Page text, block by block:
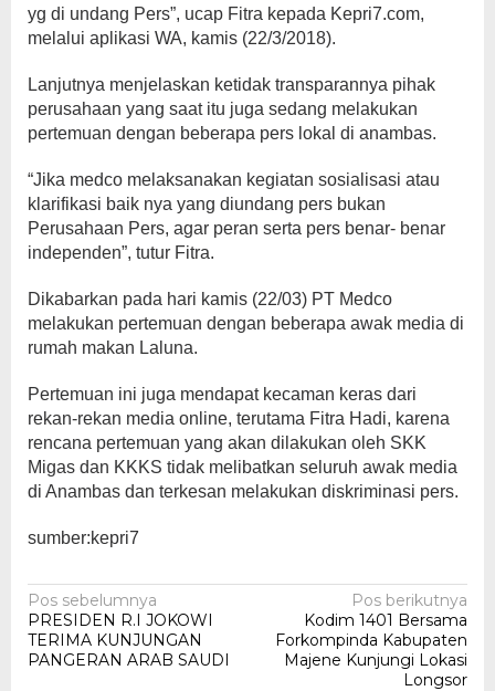
yg di undang Pers”, ucap Fitra kepada Kepri7.com,
melalui aplikasi WA, kamis (22/3/2018).
Lanjutnya menjelaskan ketidak transparannya pihak
perusahaan yang saat itu juga sedang melakukan
pertemuan dengan beberapa pers lokal di anambas.
“Jika medco melaksanakan kegiatan sosialisasi atau
klarifikasi baik nya yang diundang pers bukan
Perusahaan Pers, agar peran serta pers benar- benar
independen”, tutur Fitra.
Dikabarkan pada hari kamis (22/03) PT Medco
melakukan pertemuan dengan beberapa awak media di
rumah makan Laluna.
Pertemuan ini juga mendapat kecaman keras dari
rekan-rekan media online, terutama Fitra Hadi, karena
rencana pertemuan yang akan dilakukan oleh SKK
Migas dan KKKS tidak melibatkan seluruh awak media
di Anambas dan terkesan melakukan diskriminasi pers.
sumber:kepri7
Navigasi
pos
Pos sebelumnya
PRESIDEN R.I JOKOWI
TERIMA KUNJUNGAN
PANGERAN ARAB SAUDI
Pos berikutnya
Kodim 1401 Bersama
Forkompinda Kabupaten
Majene Kunjungi Lokasi
Longsor